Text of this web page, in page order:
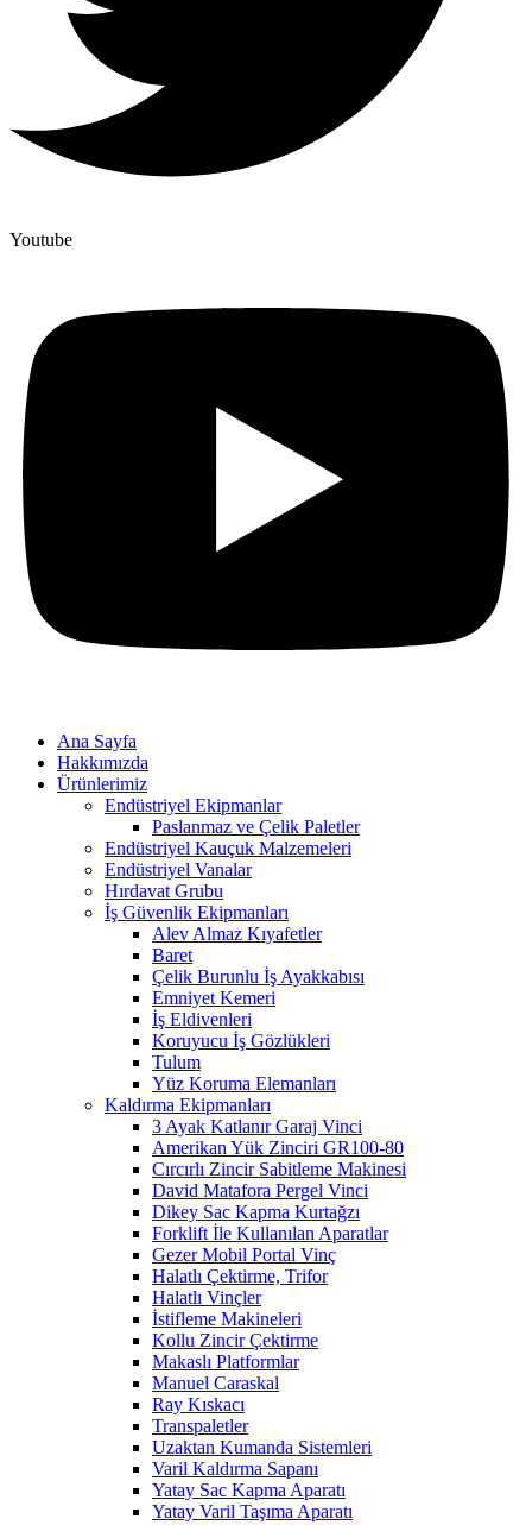
Youtube
Ana Sayfa
Hakkımızda
Ürünlerimiz
Endüstriyel Ekipmanlar
Paslanmaz ve Çelik Paletler
Endüstriyel Kauçuk Malzemeleri
Endüstriyel Vanalar
Hırdavat Grubu
İş Güvenlik Ekipmanları
Alev Almaz Kıyafetler
Baret
Çelik Burunlu İş Ayakkabısı
Emniyet Kemeri
İş Eldivenleri
Koruyucu İş Gözlükleri
Tulum
Yüz Koruma Elemanları
Kaldırma Ekipmanları
3 Ayak Katlanır Garaj Vinci
Amerikan Yük Zinciri GR100-80
Cırcırlı Zincir Sabitleme Makinesi
David Matafora Pergel Vinci
Dikey Sac Kapma Kurtağzı
Forklift İle Kullanılan Aparatlar
Gezer Mobil Portal Vinç
Halatlı Çektirme, Trifor
Halatlı Vinçler
İstifleme Makineleri
Kollu Zincir Çektirme
Makaslı Platformlar
Manuel Caraskal
Ray Kıskacı
Transpaletler
Uzaktan Kumanda Sistemleri
Varil Kaldırma Sapanı
Yatay Sac Kapma Aparatı
Yatay Varil Taşıma Aparatı